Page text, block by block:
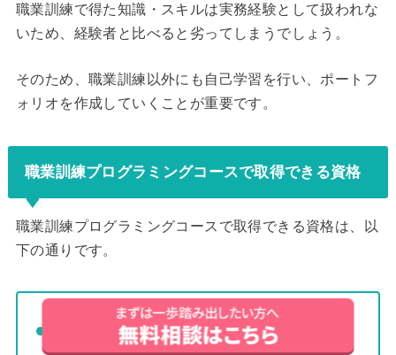
職業訓練で得た知識・スキルは実務経験として扱われな
いため、経験者と比べると劣ってしまうでしょう。
そのため、職業訓練以外にも自己学習を行い、ポートフ
ォリオを作成していくことが重要です。
職業訓練プログラミングコースで取得できる資格
職業訓練プログラミングコースで取得できる資格は、以
下の通りです。
G（ジェネラリスト）検定